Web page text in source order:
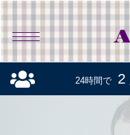
24時間で 2